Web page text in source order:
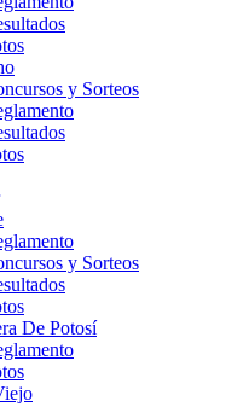
y Sorteos
y Sorteos
De Potosí